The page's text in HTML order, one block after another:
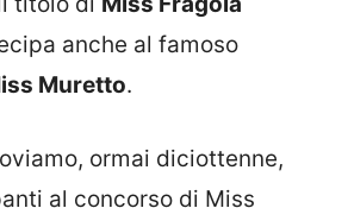
anche al famoso
Muretto.
ormai diciottenne,
al concorso di Miss